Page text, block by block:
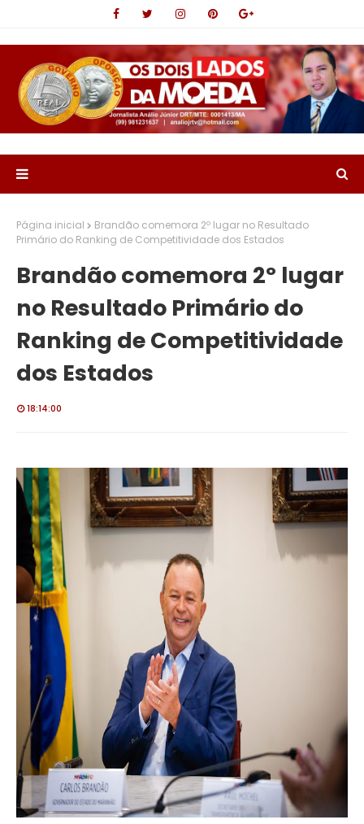
Página inicial
Brandão comemora 2º lugar no Resultado
Primário do Ranking de Competitividade dos Estados
Brandão comemora 2º lugar
no Resultado Primário do
Ranking de Competitividade
dos Estados
18:14:00